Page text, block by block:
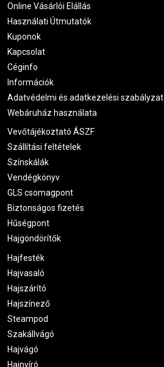
Online Vásárlói Elállás
Használati Útmutatók
Kuponok
Kapcsolat
Céginfo
Információk
Adatvédelmi és adatkezelési szabályzat
Webáruház használata
Vevőtájékoztató ÁSZF
Szállítási feltételek
Színskálák
Vendégkönyv
GLS csomagpont
Biztonságos fizetés
Hűségpont
Hajgöndörítők
Hajfesték
Hajvasaló
Hajszárító
Hajszínező
Steampod
Szakállvágó
Hajvágó
Hajnyíró